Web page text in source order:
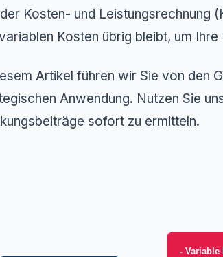
Kosten- und Leistungsrechnung
Kosten übrig bleibt, um
Artikel führen wir Sie von den
Anwendung. Nutzen Sie
sofort zu ermitteln.
- Variable